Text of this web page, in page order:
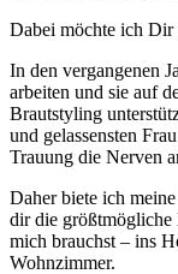
Dabei möchte ich Dir
In den vergangenen
arbeiten und sie auf
Brautstyling
und gelassensten
Trauung die Nerven
Daher biete ich
dir die
mich brauchst – ins
Wohnzimmer.